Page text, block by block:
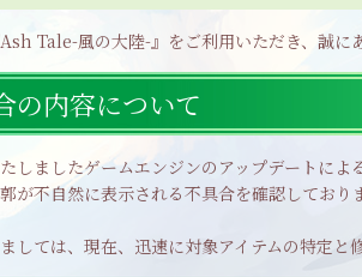
Tale-風の大陸-』をご利用いただき、誠に
の内容について
しましたゲームエンジンのアップデートに
が不自然に表示される不具合を確認しており
しては、現在、迅速に対象アイテムの特定と